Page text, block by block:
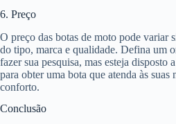
6. Preço
O preço das botas de moto pode variar
do tipo, marca e qualidade. Defina um
fazer sua pesquisa, mas esteja disposto
para obter uma bota que atenda às suas
conforto.
Conclusão